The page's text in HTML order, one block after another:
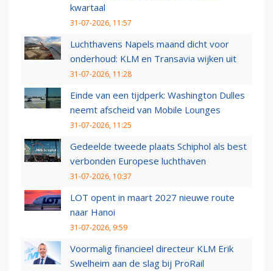
kwartaal
31-07-2026, 11:57
Luchthavens Napels maand dicht voor
onderhoud: KLM en Transavia wijken uit
31-07-2026, 11:28
Einde van een tijdperk: Washington Dulles
neemt afscheid van Mobile Lounges
31-07-2026, 11:25
Gedeelde tweede plaats Schiphol als best
verbonden Europese luchthaven
31-07-2026, 10:37
LOT opent in maart 2027 nieuwe route
naar Hanoi
31-07-2026, 9:59
Voormalig financieel directeur KLM Erik
Swelheim aan de slag bij ProRail